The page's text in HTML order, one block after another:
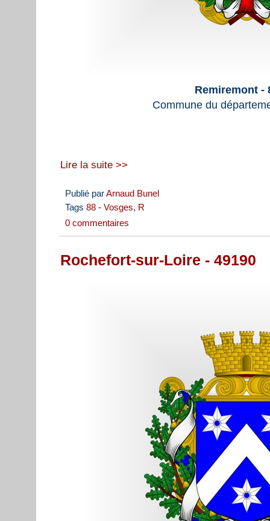
Remiremont -
Commune du
Lire la suite >>
Publié parArnaud Bunel
Tags 88 - Vosges, R
0 commentaires
Rochefort-sur-Loire - 49190